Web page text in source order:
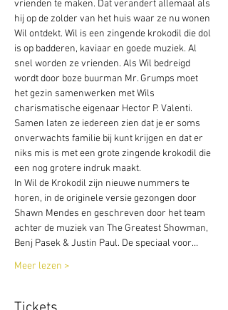
vrienden te maken. Dat verandert allemaal als
hij op de zolder van het huis waar ze nu wonen
Wil ontdekt. Wil is een zingende krokodil die dol
is op badderen, kaviaar en goede muziek. Al
snel worden ze vrienden. Als Wil bedreigd
wordt door boze buurman Mr. Grumps moet
het gezin samenwerken met Wils
charismatische eigenaar Hector P. Valenti.
Samen laten ze iedereen zien dat je er soms
onverwachts familie bij kunt krijgen en dat er
niks mis is met een grote zingende krokodil die
een nog grotere indruk maakt.
In Wil de Krokodil zijn nieuwe nummers te
horen, in de originele versie gezongen door
Shawn Mendes en geschreven door het team
achter de muziek van The Greatest Showman,
Benj Pasek & Justin Paul. De speciaal voor…
Meer lezen >